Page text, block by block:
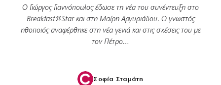
Ο Γιώργος Γιαννόπουλος έδωσε τη νέα του συνέντευξη στο
Breakfast@Star και στη Μαίρη Αργυριάδου. Ο γνωστός
ηθοποιός αναφέρθηκε στη νέα γενιά και στις σχέσεις του με
τον Πέτρο…
Σοφία Σταμάτη